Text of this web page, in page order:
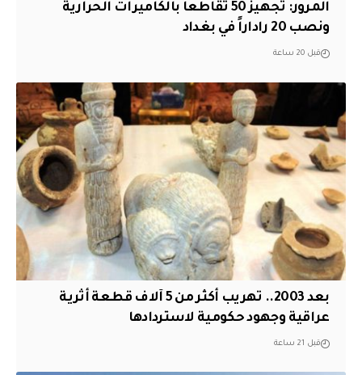
المرور: تجهيز 50 تقاطعاً بالكاميرات الحرارية
ونصب 20 راداراً في بغداد
قبل 20 ساعة
بعد 2003.. تهريب أكثر من 5 آلاف قطعة أثرية
عراقية وجهود حكومية لاستردادها
قبل 21 ساعة